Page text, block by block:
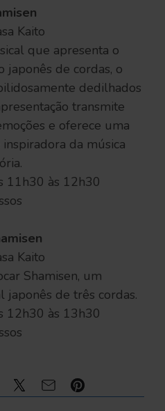
Kaito
que apresenta o
de cordas, o
dedilhados
transmite
e oferece uma
da música
11h30 às 12h30
Kaito
Shamisen, um
japonês de três cordas.
12h30 às 13h30